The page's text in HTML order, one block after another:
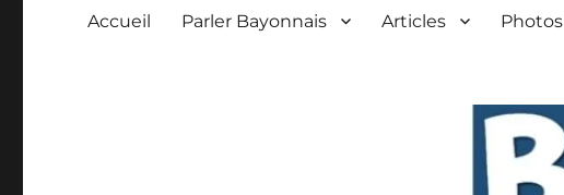
Accueil Parler Bayonnais Articles Photos